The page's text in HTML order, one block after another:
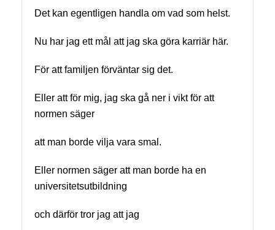
Det kan egentligen handla om vad som helst.
Nu har jag ett mål att jag ska göra karriär här.
För att familjen förväntar sig det.
Eller att för mig, jag ska gå ner i vikt för att
normen säger
att man borde vilja vara smal.
Eller normen säger att man borde ha en
universitetsutbildning
och därför tror jag att jag